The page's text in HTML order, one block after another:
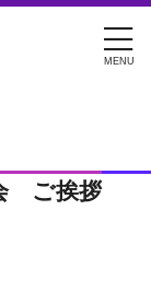
MENU
ご挨拶